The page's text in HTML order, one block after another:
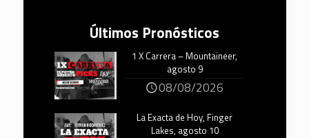
Últimos Pronósticos
1 X Carrera – Mountaineer,
agosto 9
08/08/2026
La Exacta de Hoy, Finger
Lakes, agosto 10